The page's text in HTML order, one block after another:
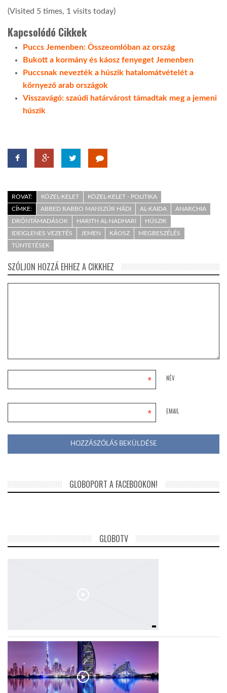
(Visited 5 times, 1 visits today)
Kapcsolódó Cikkek
Puccs Jemenben: Összeomlóban az ország
Bukott a kormány és káosz fenyeget Jemenben
Puccsnak nevezték a húszik hatalomátvételét a
környező arab országok
Visszavágó: szaúdi határvárost támadtak meg a jemeni
húszik
ROVAT: KÖZEL-KELET
KÖZEL-KELET - POLITIKA
CÍMKE:
ABBED RABBO MANSZÚR HÁDI AL-KAIDA
ANARCHIA
DRÓNTÁMADÁSOK
HARITH AL-NADHARI
HÚSZIK
IDEIGLENES VEZETÉS
JEMEN KÁOSZ
MEGBESZÉLÉS
TÜNTETÉSEK
SZÓLJON HOZZÁ EHHEZ A CIKKHEZ
NÉV
*
EMAIL
*
GLOBOPORT A FACEBOOKON!
GLOBOTV